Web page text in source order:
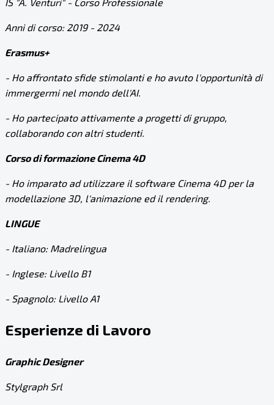
Anni di corso: 2019 - 2024
Erasmus+
- Ho affrontato sfide stimolanti e ho avuto l'opportunità di
immergermi nel mondo dell'AI.
- Ho partecipato attivamente a progetti di gruppo,
collaborando con altri studenti.
Corso di formazione Cinema 4D
- Ho imparato ad utilizzare il software Cinema 4D per la
modellazione 3D, l'animazione ed il rendering.
LINGUE
- Italiano: Madrelingua
- Inglese: Livello B1
- Spagnolo: Livello A1
Esperienze di Lavoro
Graphic Designer
Stylgraph Srl